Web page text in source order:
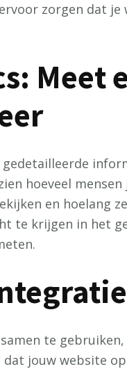
zorgen dat
Meet
hoeveel
en hoelang
te krijgen in het
te
jouw website